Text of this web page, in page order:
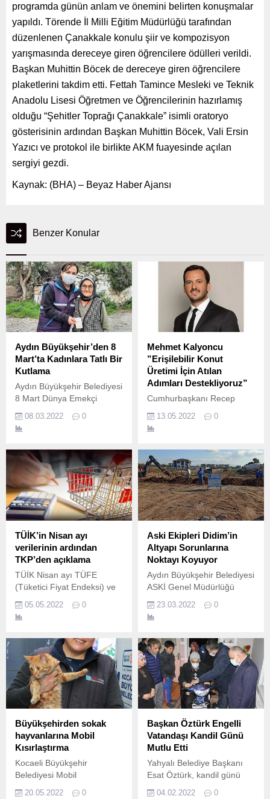
programda günün anlam ve önemini belirten konuşmalar
yapıldı. Törende İl Milli Eğitim Müdürlüğü tarafından
düzenlenen Çanakkale konulu şiir ve kompozisyon
yarışmasında dereceye giren öğrencilere ödülleri verildi.
Başkan Muhittin Böcek de dereceye giren öğrencilere
plaketlerini takdim etti. Fettah Tamince Mesleki ve Teknik
Anadolu Lisesi Öğretmen ve Öğrencilerinin hazırlamış
olduğu “Şehitler Toprağı Çanakkale” isimli oratoryo
gösterisinin ardından Başkan Muhittin Böcek, Vali Ersin
Yazıcı ve protokol ile birlikte AKM fuayesinde açılan
sergiyi gezdi.
Kaynak: (BHA) – Beyaz Haber Ajansı
Benzer Konular
Aydın Büyükşehir’den 8
Mart’ta Kadınlara Tatlı Bir
Kutlama
Aydın Büyükşehir Belediyesi
8 Mart Dünya Emekçi
etkinliğine tatlı bir kutlama
da ekledi.
08.03.2022 0
Mehmet Kalyoncu
”Erişilebilir Konut
Üretimi İçin Atılan
Adımları Destekliyoruz”
Cumhurbaşkanı Recep
finansmanına yönelik
açıkladığı paketlerin hem
sektörü teşvik eden bir
gelişme olduğunu belirten
GYODER Yönetim Kurulu
Başkanı Mehmet Kalyoncu,
bu adımın özellikle yeni
konut arzını artırarak şu
anda arz – talep
dengesinde oluşan
dengesizlik için çözüm
olabileceği görüşünü
paylaştı.
13.05.2022 0
TÜİK’in Nisan ayı
verilerinin ardından
TKP’den açıklama
TÜİK Nisan ayı TÜFE
(Tüketici Fiyat Endeksi) ve
Endeksi) verilerini açıkladı.
05.05.2022 0
Aski Ekipleri Didim’in
Altyapı Sorunlarına
Noktayı Koyuyor
Aydın Büyükşehir Belediyesi
ASKİ Genel Müdürlüğü
farklı noktalarında
gerçekleştirilen içme ve
çalışmalarında sona gelindi.
23.03.2022 0
Büyükşehirden sokak
hayvanlarına Mobil
Kısırlaştırma
Kocaeli Büyükşehir
Belediyesi Mobil
20.05.2022 0
Başkan Öztürk Engelli
Vatandaşı Kandil Günü
Mutlu Etti
Yahyalı Belediye Başkanı
Esat Öztürk, kandil günü
04.02.2022 0